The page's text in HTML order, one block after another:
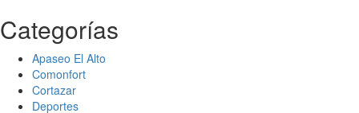
Saltar
al
contenido
Categorías
Apaseo El Alto
Comonfort
Cortazar
Deportes